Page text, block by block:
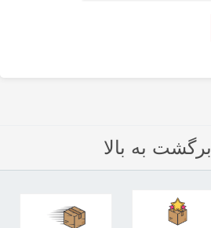
برگشت به بالا